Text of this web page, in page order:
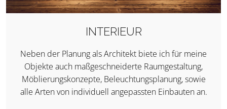
INTERIEUR
Neben der Planung als Architekt biete ich für meine
Objekte auch maßgeschneiderte Raumgestaltung,
Möblierungskonzepte, Beleuchtungsplanung, sowie
alle Arten von individuell angepassten Einbauten an.